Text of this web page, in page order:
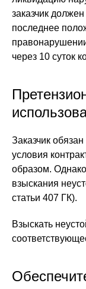
заказчик
последнее
через 10 суток
Заказчик
условия
образом.
взыскания
статьи 407 ГК).
Взыскать